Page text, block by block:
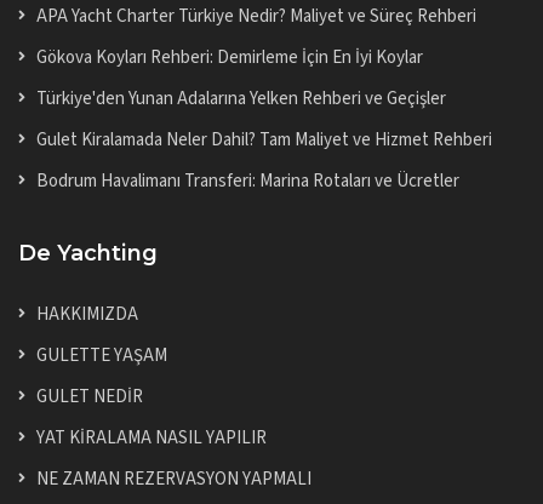
APA Yacht Charter Türkiye Nedir? Maliyet ve Süreç Rehberi
Gökova Koyları Rehberi: Demirleme İçin En İyi Koylar
Türkiye'den Yunan Adalarına Yelken Rehberi ve Geçişler
Gulet Kiralamada Neler Dahil? Tam Maliyet ve Hizmet Rehberi
Bodrum Havalimanı Transferi: Marina Rotaları ve Ücretler
De Yachting
HAKKIMIZDA
GULETTE YAŞAM
GULET NEDİR
YAT KİRALAMA NASIL YAPILIR
NE ZAMAN REZERVASYON YAPMALI